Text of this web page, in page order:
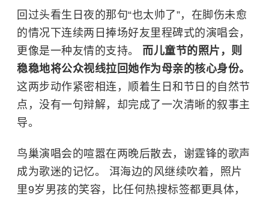
回过头看生日夜的那句“也太帅了”，在脚伤未愈
的情况下连续两日捧场好友里程碑式的演唱会，
更像是一种友情的支持。 而儿童节的照片，则
稳稳地将公众视线拉回她作为母亲的核心身份。
这两步动作紧密相连，顺着生日和节日的自然节
点，没有一句辩解，却完成了一次清晰的叙事主
导。
鸟巢演唱会的喧嚣在两晚后散去，谢霆锋的歌声
成为歌迷的记忆。 洱海边的风继续吹着，照片
里9岁男孩的笑容，比任何热搜标签都更具体，